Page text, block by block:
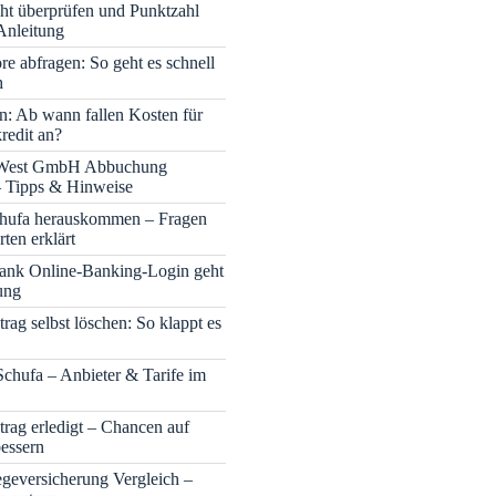
überprüfen und Punktzahl
abfragen: So geht es schnell
Ab wann fallen Kosten für
an?
GmbH Abbuchung
Tipps & Hinweise
herauskommen – Fragen
erklärt
Online-Banking-Login geht
selbst löschen: So klappt es
– Anbieter & Tarife im
erledigt – Chancen auf
Vergleich –